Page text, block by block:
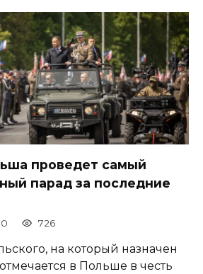
проведет самый
парад за последние
0 726
на который назначен
в Польше в честь